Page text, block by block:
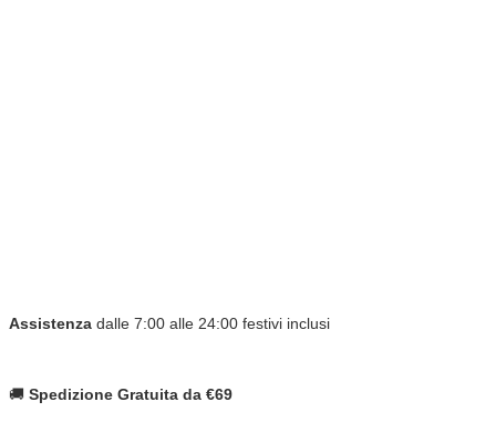
Assistenza dalle 7:00 alle 24:00 festivi inclusi
🚚 Spedizione Gratuita da €69